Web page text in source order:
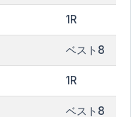
1R
ベスト8
1R
ベスト8